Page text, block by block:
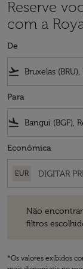
Reserve
com a
De
flight_takeoff
Para
flight_land
Econômica
EUR
Não
filtros
*Os valores exibidos